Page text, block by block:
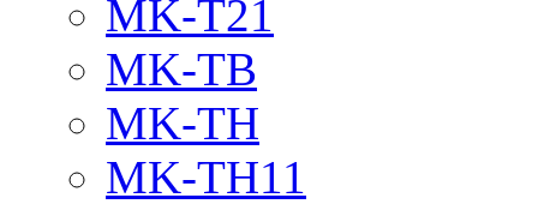
MK-T21
MK-TB
MK-TH
MK-TH11